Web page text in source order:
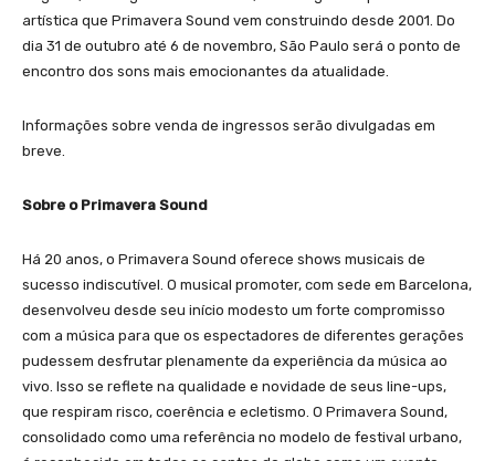
artística que Primavera Sound vem construindo desde 2001. Do
dia 31 de outubro até 6 de novembro, São Paulo será o ponto de
encontro dos sons mais emocionantes da atualidade.
Informações sobre venda de ingressos serão divulgadas em
breve.
Sobre o Primavera Sound
Há 20 anos, o Primavera Sound oferece shows musicais de
sucesso indiscutível. O musical promoter, com sede em Barcelona,
desenvolveu desde seu início modesto um forte compromisso
com a música para que os espectadores de diferentes gerações
pudessem desfrutar plenamente da experiência da música ao
vivo. Isso se reflete na qualidade e novidade de seus line-ups,
que respiram risco, coerência e ecletismo. O Primavera Sound,
consolidado como uma referência no modelo de festival urbano,